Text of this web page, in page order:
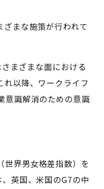
まな施策が行われて
まざまな面における
以降、ワークライフ
意識解消のための意識
界男女格差指数）を
英国、米国のG7の中